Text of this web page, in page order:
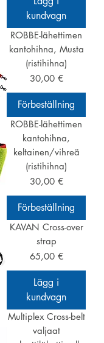
kundvagn
ROBBE-lähettimen
kantohihna, Musta
(ristihihna)
Pris
30,00 €
Förbeställning
ROBBE-lähettimen
kantohihna,
keltainen/vihreä
(ristihihna)
Pris
30,00 €
Förbeställning
KAVAN Cross-over
strap
Pris
65,00 €
Lägg i
kundvagn
Multiplex Cross-belt
valjaat